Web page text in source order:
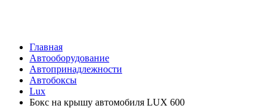
Главная
Автооборудование
Автопринадлежности
Автобоксы
Lux
Бокс на крышу автомобиля LUX 600